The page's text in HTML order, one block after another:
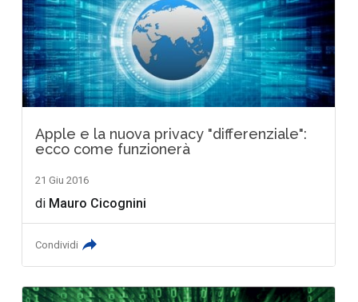
Apple e la nuova privacy "differenziale":
ecco come funzionerà
21 Giu 2016
di Mauro Cicognini
Condividi